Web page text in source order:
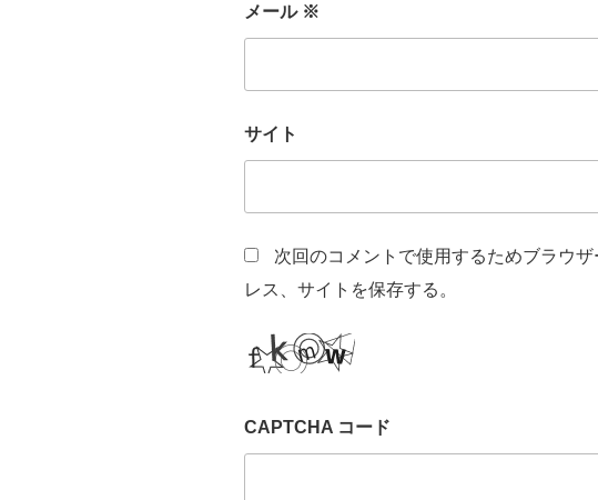
メール ※
サイト
次回のコメントで使用するためブラウ
レス、サイトを保存する。
CAPTCHA コード